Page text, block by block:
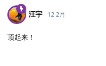
汪宇 12 2月
顶起来！